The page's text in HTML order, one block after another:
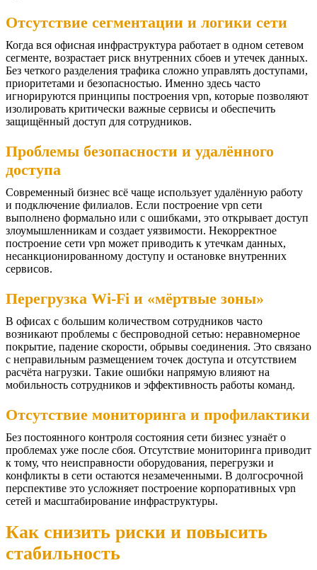
Отсутствие сегментации и логики сети
Когда вся офисная инфраструктура работает в одном сетевом
сегменте, возрастает риск внутренних сбоев и утечек данных.
Без четкого разделения трафика сложно управлять доступами,
приоритетами и безопасностью. Именно здесь часто
игнорируются принципы построения vpn, которые позволяют
изолировать критически важные сервисы и обеспечить
защищённый доступ для сотрудников.
Проблемы безопасности и удалённого
доступа
Современный бизнес всё чаще использует удалённую работу
и подключение филиалов. Если построение vpn сети
выполнено формально или с ошибками, это открывает доступ
злоумышленникам и создает уязвимости. Некорректное
построение сети vpn может приводить к утечкам данных,
несанкционированному доступу и остановке внутренних
сервисов.
Перегрузка Wi-Fi и «мёртвые зоны»
В офисах с большим количеством сотрудников часто
возникают проблемы с беспроводной сетью: неравномерное
покрытие, падение скорости, обрывы соединения. Это связано
с неправильным размещением точек доступа и отсутствием
расчёта нагрузки. Такие ошибки напрямую влияют на
мобильность сотрудников и эффективность работы команд.
Отсутствие мониторинга и профилактики
Без постоянного контроля состояния сети бизнес узнаёт о
проблемах уже после сбоя. Отсутствие мониторинга приводит
к тому, что неисправности оборудования, перегрузки и
конфликты в сети остаются незамеченными. В долгосрочной
перспективе это усложняет построение корпоративных vpn
сетей и масштабирование инфраструктуры.
Как снизить риски и повысить
стабильность